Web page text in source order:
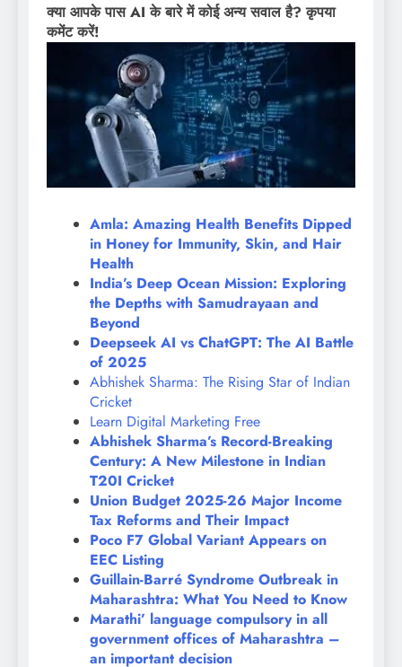
क्या आपके पास AI के बारे में कोई अन्य सवाल है? कृपया
कमेंट करें!
Amla: Amazing Health Benefits Dipped
in Honey for Immunity, Skin, and Hair
Health
India’s Deep Ocean Mission: Exploring
the Depths with Samudrayaan and
Beyond
Deepseek AI vs ChatGPT: The AI Battle
of 2025
Abhishek Sharma: The Rising Star of Indian
Cricket
Learn Digital Marketing Free
Abhishek Sharma’s Record-Breaking
Century: A New Milestone in Indian
T20I Cricket
Union Budget 2025-26 Major Income
Tax Reforms and Their Impact
Poco F7 Global Variant Appears on
EEC Listing
Guillain-Barré Syndrome Outbreak in
Maharashtra: What You Need to Know
Marathi’ language compulsory in all
government offices of Maharashtra –
an important decision